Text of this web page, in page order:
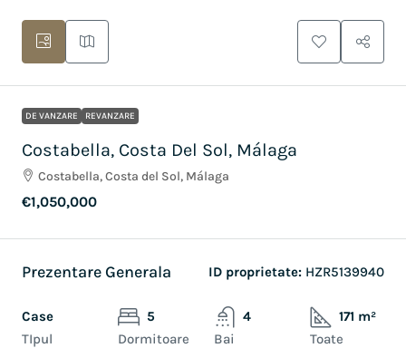
DE VANZARE REVANZARE
Costabella, Costa Del Sol, Málaga
Costabella, Costa del Sol, Málaga
€1,050,000
Prezentare Generala ID proprietate: HZR5139940
Case
TIpul
5
Dormitoare
4
Bai
171 m²
Toate